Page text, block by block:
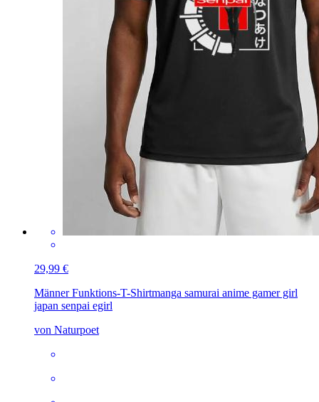
29,99 €
Männer Funktions-T-Shirtmanga samurai anime gamer girl
japan senpai egirl
von Naturpoet